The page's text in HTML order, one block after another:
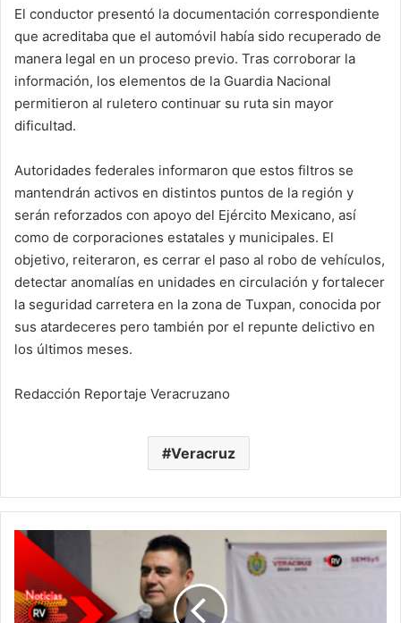
El conductor presentó la documentación correspondiente
que acreditaba que el automóvil había sido recuperado de
manera legal en un proceso previo. Tras corroborar la
información, los elementos de la Guardia Nacional
permitieron al ruletero continuar su ruta sin mayor
dificultad.
Autoridades federales informaron que estos filtros se
mantendrán activos en distintos puntos de la región y
serán reforzados con apoyo del Ejército Mexicano, así
como de corporaciones estatales y municipales. El
objetivo, reiteraron, es cerrar el paso al robo de vehículos,
detectar anomalías en unidades en circulación y fortalecer
la seguridad carretera en la zona de Tuxpan, conocida por
sus atardeceres pero también por el repunte delictivo en
los últimos meses.
Redacción Reportaje Veracruzano
Veracruz
CONALEP
VERACRUZ
BAJO
FUEGO:
LA